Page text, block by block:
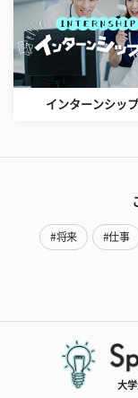
インターンシッ
#将来 #仕事
大